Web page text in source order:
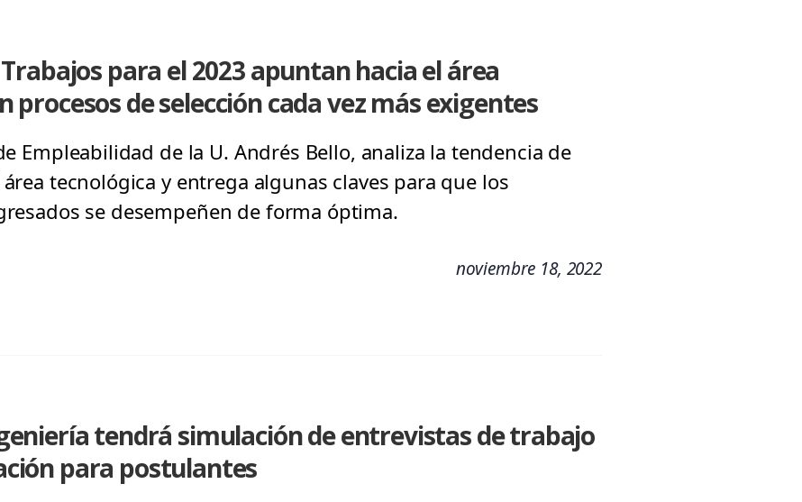
para el 2023 apuntan hacia el área
procesos de selección cada vez más exigentes
Empleabilidad de la U. Andrés Bello, analiza la tendencia de
tecnológica y entrega algunas claves para que los
se desempeñen de forma óptima.
noviembre 18, 2022
tendrá simulación de entrevistas de trabajo
para postulantes